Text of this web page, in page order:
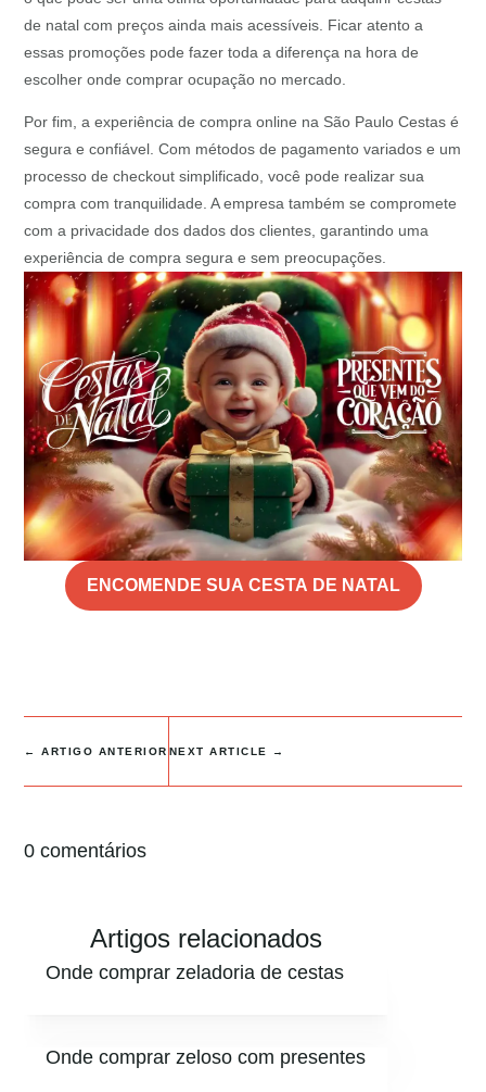
de natal com preços ainda mais acessíveis. Ficar atento a
essas promoções pode fazer toda a diferença na hora de
escolher onde comprar ocupação no mercado.
Por fim, a experiência de compra online na São Paulo Cestas é
segura e confiável. Com métodos de pagamento variados e um
processo de checkout simplificado, você pode realizar sua
compra com tranquilidade. A empresa também se compromete
com a privacidade dos dados dos clientes, garantindo uma
experiência de compra segura e sem preocupações.
ENCOMENDE SUA CESTA DE NATAL
←ARTIGO ANTERIOR NEXT ARTICLE →
0 comentários
Artigos relacionados
Onde comprar zeladoria de cestas
Onde comprar zeloso com presentes